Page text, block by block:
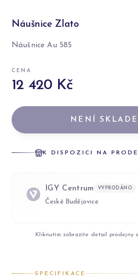
Náušnice Zlato
Náušnice Au 585
CENA
12 420 Kč
NENÍ
K DISPOZICI NA
IGY Centrum VYPRODÁNO
České Budějovice
Kliknutím zobrazíte detail prodejny
SPECIFIKACE